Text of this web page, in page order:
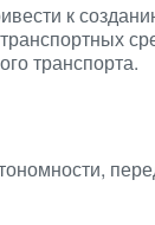
к
транспорта.